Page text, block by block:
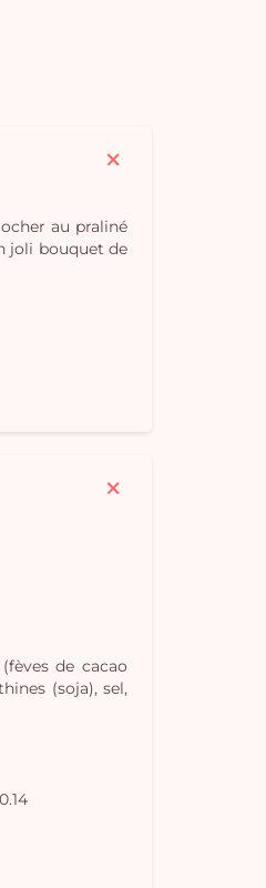
au praliné
joli bouquet de
de cacao
(soja), sel,